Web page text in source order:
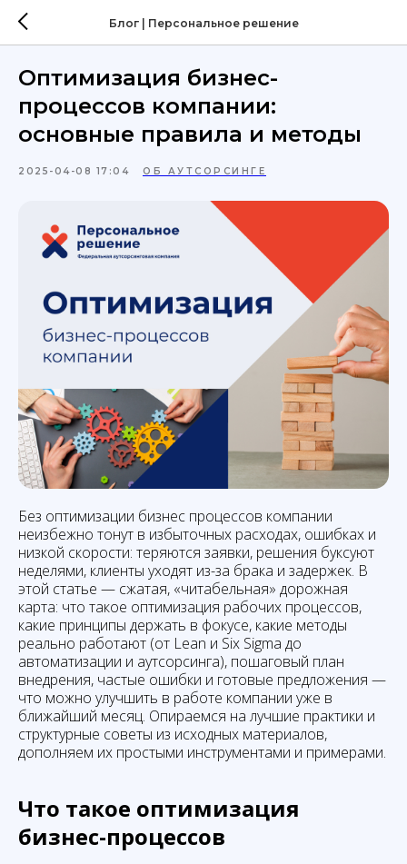
Блог | Персональное решение
Оптимизация бизнес-
процессов компании:
основные правила и методы
2025-04-08 17:04 ОБ АУТСОРСИНГЕ
Без оптимизации бизнес процессов компании
неизбежно тонут в избыточных расходах, ошибках и
низкой скорости: теряются заявки, решения буксуют
неделями, клиенты уходят из-за брака и задержек. В
этой статье — сжатая, «читабельная» дорожная
карта: что такое оптимизация рабочих процессов,
какие принципы держать в фокусе, какие методы
реально работают (от Lean и Six Sigma до
автоматизации и аутсорсинга), пошаговый план
внедрения, частые ошибки и готовые предложения —
что можно улучшить в работе компании уже в
ближайший месяц. Опираемся на лучшие практики и
структурные советы из исходных материалов,
дополняем их простыми инструментами и примерами.
Что такое оптимизация
бизнес-процессов